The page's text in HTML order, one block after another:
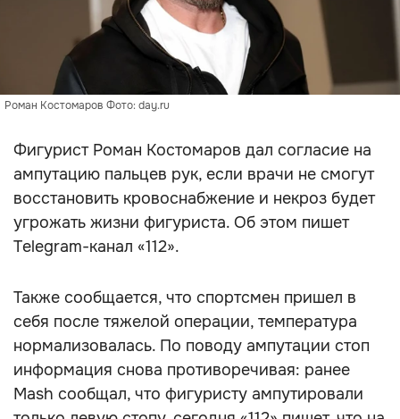
Роман Костомаров Фото: day.ru
Фигурист Роман Костомаров дал согласие на
ампутацию пальцев рук, если врачи не смогут
восстановить кровоснабжение и некроз будет
угрожать жизни фигуриста. Об этом пишет
Telegram-канал «112».
Также сообщается, что спортсмен пришел в
себя после тяжелой операции, температура
нормализовалась. По поводу ампутации стоп
информация снова противоречивая: ранее
Mash сообщал, что фигуристу ампутировали